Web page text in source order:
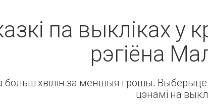
па выкліках у
рэгіёна
больш хвілін за меншыя грошы. Выберыце
цэнамі на